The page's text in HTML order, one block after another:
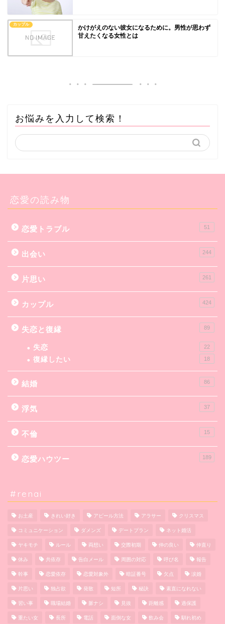
カップル
かけがえのない彼女になるために。男性が思わず
甘えたくなる女性とは
お悩みを入力して検索！
恋愛の読み物
恋愛トラブル 51
出会い 244
片思い 261
カップル 424
失恋と復縁 89
失恋 22
復縁したい 18
結婚 86
浮気 37
不倫 15
恋愛ハウツー 189
#renai
お土産 きれい好き アピール方法 アラサー クリスマス
コミュニケーション ダメンズ デートプラン ネット婚活
ヤキモチ ルール 両想い 交際初期 仲の良い 仲直り
休み 共依存 告白メール 周囲の対応 呼び名 報告
幹事 恋愛依存 恋愛対象外 暗証番号 欠点 涙婚
片思い 独占欲 発散 短所 秘訣 素直になれない
習い事 職場結婚 脈ナシ 見抜 距離感 過保護
重たい女 長所 電話 面倒な女 飲み会 馴れ初め